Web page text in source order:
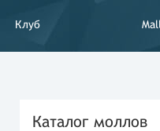
Клуб
Каталог моллов